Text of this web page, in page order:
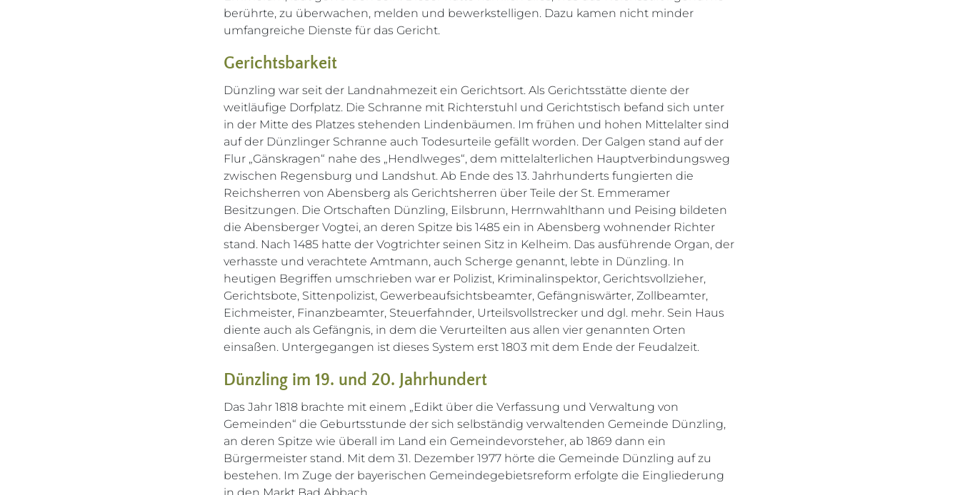
berührte, zu überwachen, melden und bewerkstelligen. Dazu kamen nicht minder
umfangreiche Dienste für das Gericht.
Gerichtsbarkeit
Dünzling war seit der Landnahmezeit ein Gerichtsort. Als Gerichtsstätte diente der
weitläufige Dorfplatz. Die Schranne mit Richterstuhl und Gerichtstisch befand sich unter
in der Mitte des Platzes stehenden Lindenbäumen. Im frühen und hohen Mittelalter sind
auf der Dünzlinger Schranne auch Todesurteile gefällt worden. Der Galgen stand auf der
Flur „Gänskragen“ nahe des „Hendlweges“, dem mittelalterlichen Hauptverbindungsweg
zwischen Regensburg und Landshut. Ab Ende des 13. Jahrhunderts fungierten die
Reichsherren von Abensberg als Gerichtsherren über Teile der St. Emmeramer
Besitzungen. Die Ortschaften Dünzling, Eilsbrunn, Herrnwahlthann und Peising bildeten
die Abensberger Vogtei, an deren Spitze bis 1485 ein in Abensberg wohnender Richter
stand. Nach 1485 hatte der Vogtrichter seinen Sitz in Kelheim. Das ausführende Organ, der
verhasste und verachtete Amtmann, auch Scherge genannt, lebte in Dünzling. In
heutigen Begriffen umschrieben war er Polizist, Kriminalinspektor, Gerichtsvollzieher,
Gerichtsbote, Sittenpolizist, Gewerbeaufsichtsbeamter, Gefängniswärter, Zollbeamter,
Eichmeister, Finanzbeamter, Steuerfahnder, Urteilsvollstrecker und dgl. mehr. Sein Haus
diente auch als Gefängnis, in dem die Verurteilten aus allen vier genannten Orten
einsaßen. Untergegangen ist dieses System erst 1803 mit dem Ende der Feudalzeit.
Dünzling im 19. und 20. Jahrhundert
Das Jahr 1818 brachte mit einem „Edikt über die Verfassung und Verwaltung von
Gemeinden“ die Geburtsstunde der sich selbständig verwaltenden Gemeinde Dünzling,
an deren Spitze wie überall im Land ein Gemeindevorsteher, ab 1869 dann ein
Bürgermeister stand. Mit dem 31. Dezember 1977 hörte die Gemeinde Dünzling auf zu
bestehen. Im Zuge der bayerischen Gemeindegebietsreform erfolgte die Eingliederung